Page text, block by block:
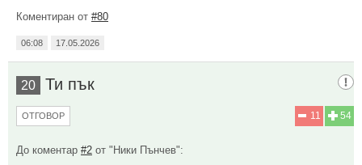
Коментиран от #80
06:08 17.05.2026
20 Ти пък
54
11
ОТГОВОР
До коментар #2 от "Ники Пънчев":